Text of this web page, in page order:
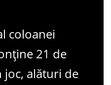
coloanei
21 de
joc, alături de